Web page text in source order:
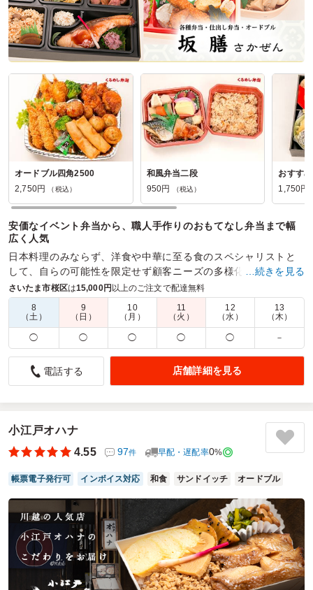
オードブル四角2500
2,750円
（税込）
和風弁当二段
950円
（税込）
おすす
1,750円
安価なイベント弁当から、職人手作りのおもてなし弁当まで幅
広く人気
日本料理のみならず、洋食や中華に至る食のスペシャリストと
して、自らの可能性を限定せず顧客ニーズの多様化に対応
中！！コスパの高い仕出し弁当なら当店へまずはご連絡くださ
い。
商品数： 締切日時： 1日前18:00 価格帯：
750円～2,750円
配達時間：
9:00～19:00
4歳から91歳にまで好評
まで車を入れてくださって、配慮のある配達をして頂けたの
で大変助かりました。
時間的にもお願いした時間通りで、ちょうどよくみんなのお
腹を満足させることができたので、場の雰囲気も和みありが
ご利用シーン：法事・お葬式
お葬式
参加者の年齢：60代以上 男女比：男女混合
埼玉県さいたま市桜区下大久保2023/04/15
坂膳の口コミをもっと見る
…続きを見る
さいたま市桜区は15,000円 以上のご注文で配達無料
8
（土）
9
（日）
10
（月）
11
（火）
12
（水）
13
（木）
◯ ◯ ◯ ◯ ◯ －
電話する 店舗詳細を見る
小江戸オハナ
4.55
97件 早配・遅配率0%
帳票電子発行可 インボイス対応 和食 サンドイッチ オードブル